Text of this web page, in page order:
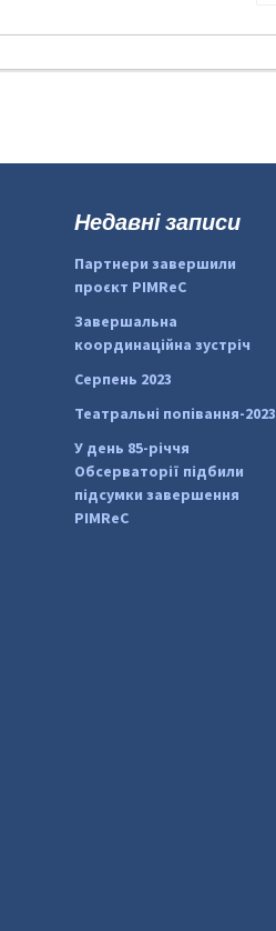
Недавні записи
Партнери завершили
проєкт PIMReC
Завершальна
координаційна зустріч
Серпень 2023
Театральні попівання-2023
У день 85-річчя
Обсерваторії підбили
підсумки завершення
PIMReC